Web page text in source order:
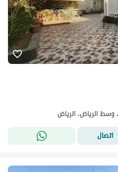
وسط الرياض، الرياض
اتصال